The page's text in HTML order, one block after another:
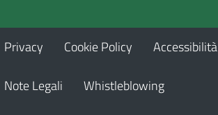
Privacy Cookie Policy Accessibilità
Note Legali Whistleblowing